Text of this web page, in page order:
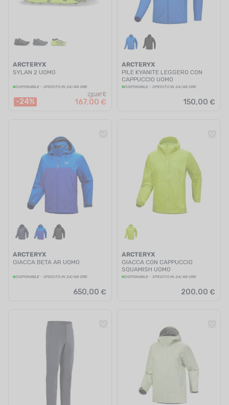
ARCTERYX
SYLAN 2 UOMO
DISPONIBILE - SPEDITO IN 24/48 ORE
-24%
220,00 €
167,00 €
ARCTERYX
PILE KYANITE LEGGERO CON
CAPPUCCIO UOMO
DISPONIBILE - SPEDITO IN 24/48 ORE
150,00 €
ARCTERYX
GIACCA BETA AR UOMO
DISPONIBILE - SPEDITO IN 24/48 ORE
650,00 €
ARCTERYX
GIACCA CON CAPPUCCIO
SQUAMISH UOMO
DISPONIBILE - SPEDITO IN 24/48 ORE
200,00 €